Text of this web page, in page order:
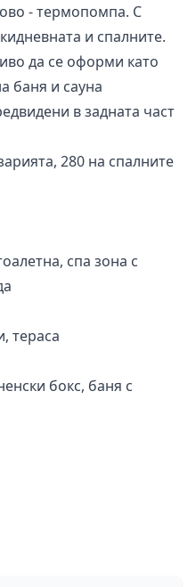
- термопомпа. С
и спалните.
да се оформи като
баня и сауна
в задната част
280 на спалните
спа зона с
тераса
бокс, баня с